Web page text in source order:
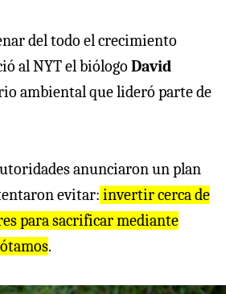
del todo el crecimiento
al NYT el biólogo David
ambiental que lideró parte de
anunciaron un plan
evitar: invertir cerca de
para sacrificar mediante
.